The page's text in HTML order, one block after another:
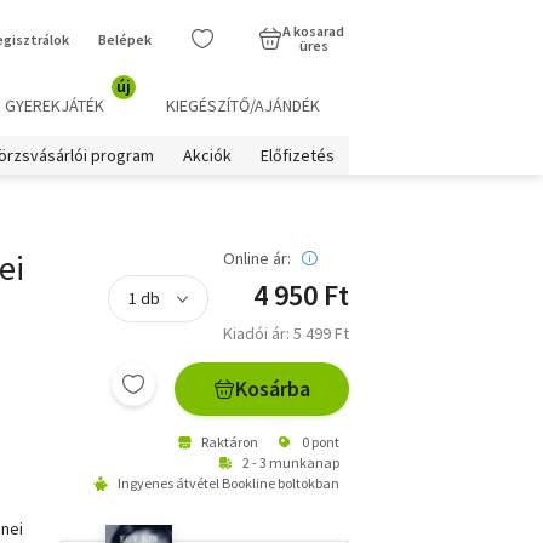
Belépek
A kosarad
üres
GYEREKJÁTÉK
új
KIEGÉSZÍTŐ/AJÁNDÉK
program Akciók Előfizetés
Online ár:
4 950 Ft
Kiadói ár: 5 499 Ft
Kosárba
Raktáron
0 pont
2 - 3 munkanap
Ingyenes átvétel Bookline boltokban